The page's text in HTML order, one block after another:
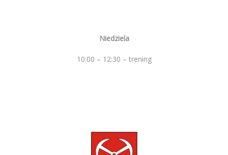
Niedziela
10:00 – 12:30 – trening